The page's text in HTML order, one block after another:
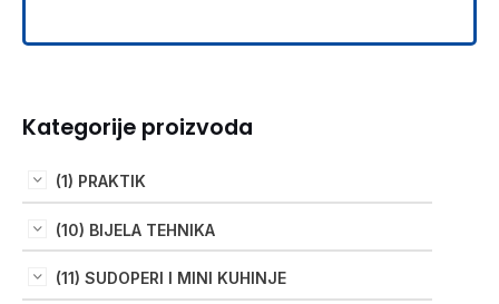
Kategorije proizvoda
(1) PRAKTIK
(10) BIJELA TEHNIKA
(11) SUDOPERI I MINI KUHINJE